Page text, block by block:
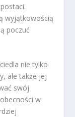
wyjątkowością
poczuć
nie tylko
ale także jej
swój
w